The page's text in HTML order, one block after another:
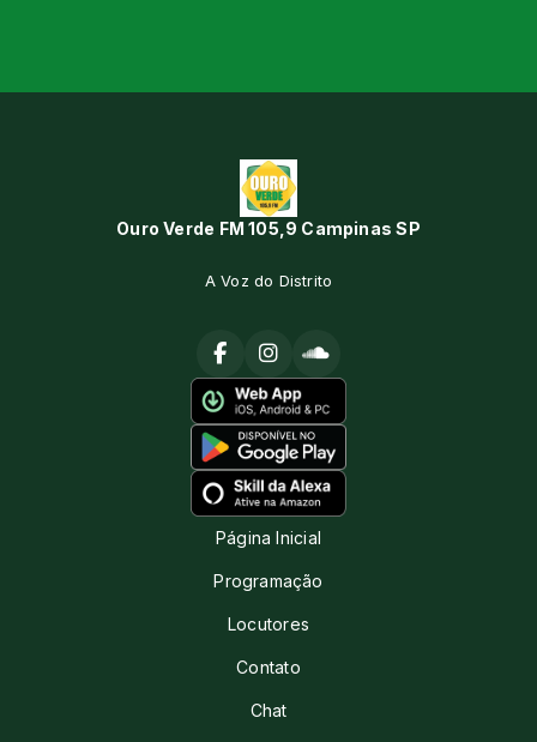
Ouro Verde FM 105,9 Campinas SP
A Voz do Distrito
Página Inicial
Programação
Locutores
Contato
Chat